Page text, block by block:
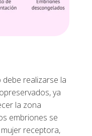
realizarse la
ya
la zona
embriones se
receptora,